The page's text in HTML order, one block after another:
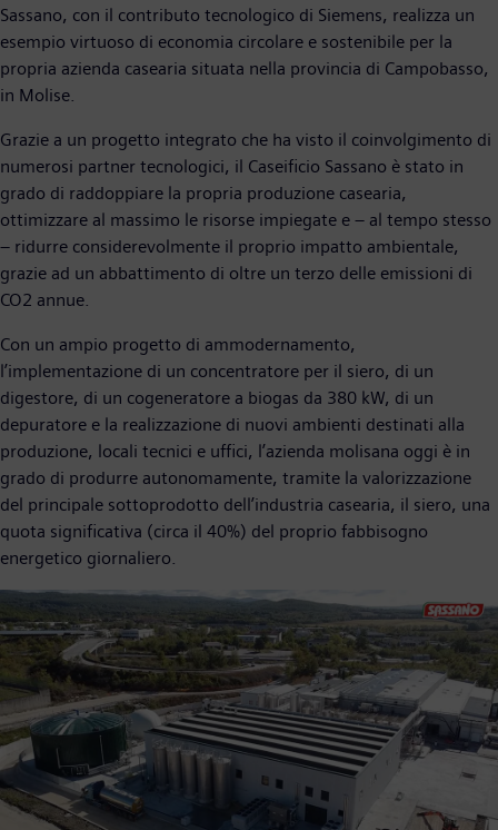
Sassano, con il contributo tecnologico di Siemens, realizza un
esempio virtuoso di economia circolare e sostenibile per la
propria azienda casearia situata nella provincia di Campobasso,
in Molise.
Grazie a un progetto integrato che ha visto il coinvolgimento di
numerosi partner tecnologici, il Caseificio Sassano è stato in
grado di raddoppiare la propria produzione casearia,
ottimizzare al massimo le risorse impiegate e – al tempo stesso
– ridurre considerevolmente il proprio impatto ambientale,
grazie ad un abbattimento di oltre un terzo delle emissioni di
CO2 annue.
Con un ampio progetto di ammodernamento,
l’implementazione di un concentratore per il siero, di un
digestore, di un cogeneratore a biogas da 380 kW, di un
depuratore e la realizzazione di nuovi ambienti destinati alla
produzione, locali tecnici e uffici, l’azienda molisana oggi è in
grado di produrre autonomamente, tramite la valorizzazione
del principale sottoprodotto dell’industria casearia, il siero, una
quota significativa (circa il 40%) del proprio fabbisogno
energetico giornaliero.